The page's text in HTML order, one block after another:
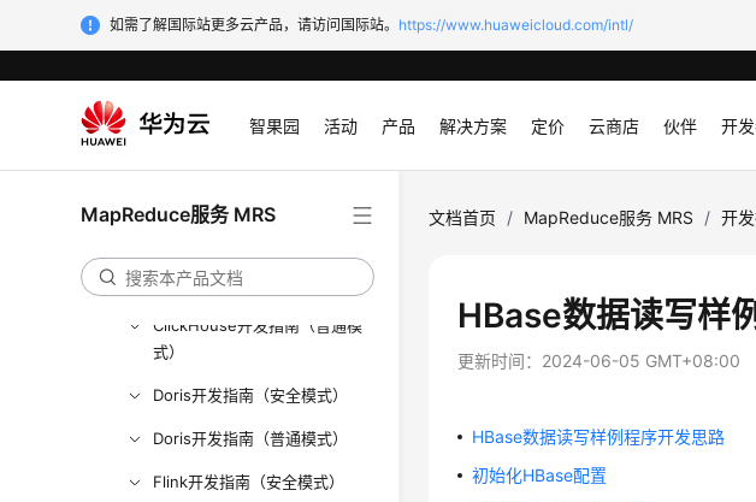
如需了解国际站更多云产品，请访问国际站。 https://www.huaweicloud.com/intl/
智果园 活动 产品 解决方案 定价 云商店 伙伴 开
MapReduce服务 MRS
获取MRS应用开发样例工程
MRS组件应用安全认证说明
准备MRS应用开发用户
快速开发MRS组件应用
ClickHouse开发指南（安全模
式）
ClickHouse开发指南（普通模
式）
Doris开发指南（安全模式）
Doris开发指南（普通模式）
Flink开发指南（安全模式）
文档首页 / MapReduce服务 MRS / 开
HBase数据读写样
更新时间： 2024-06-05 GMT+08:00
HBase数据读写样例程序开发思路
初始化HBase配置